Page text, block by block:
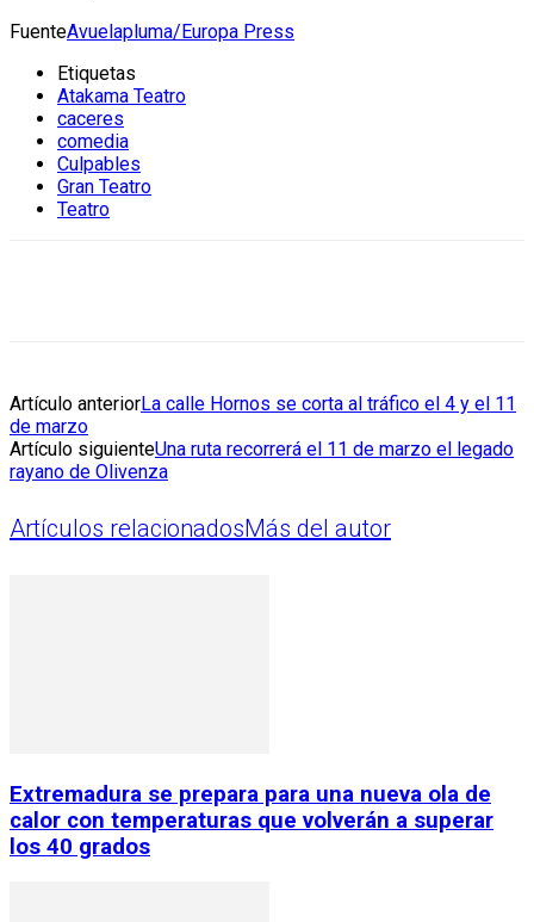
FuenteAvuelapluma/Europa Press
Etiquetas
Atakama Teatro
caceres
comedia
Culpables
Gran Teatro
Teatro
Artículo anteriorLa calle Hornos se corta al tráfico el 4 y el 11
de marzo
Artículo siguienteUna ruta recorrerá el 11 de marzo el legado
rayano de Olivenza
Artículos relacionadosMás del autor
Extremadura se prepara para una nueva ola de
calor con temperaturas que volverán a superar
los 40 grados